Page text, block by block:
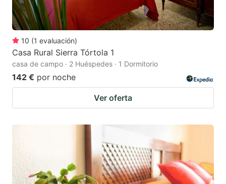
10 (1 evaluación)
Casa Rural Sierra Tórtola 1
casa de campo · 2 Huéspedes · 1 Dormitorio
142 € por noche
Ver oferta